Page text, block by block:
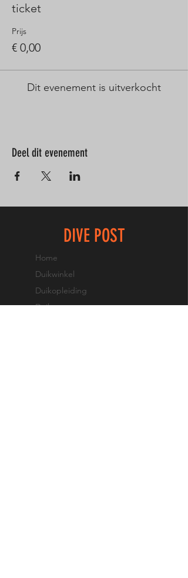
ticket
Prijs
€ 0,00
Dit evenement is uitverkocht
Deel dit evenement
DIVE POST
Home
Duikwinkel
Duikopleiding
Duikteam